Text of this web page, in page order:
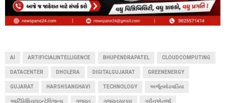
AI ARTIFICIALINTELLIGENCE BHUPENDRAPATEL CLOUDCOMPUTING
DATACENTER DHOLERA DIGITALGUJARAT GREENENERGY
GUJARAT HARSHSANGHAVI TECHNOLOGY અર્જૂનમોઢવાડિયા
આર્ટિફિશિયલઇન્ટેલિજન્સ ગુજરાત ગુજરાતસરકાર ગ્રીનએનર્જી